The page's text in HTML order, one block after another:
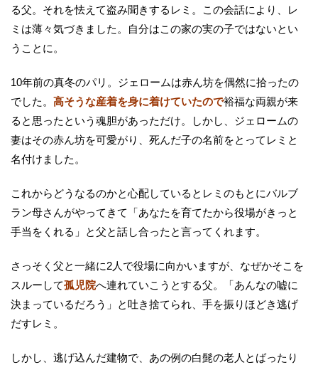
る父。それを怯えて盗み聞きするレミ。この会話により、レ
ミは薄々気づきました。自分はこの家の実の子ではないとい
うことに。
10年前の真冬のパリ。ジェロームは赤ん坊を偶然に拾ったの
でした。 高そうな産着を身に着けていたので裕福な両親が来
ると思ったという魂胆があっただけ。しかし、ジェロームの
妻はその赤ん坊を可愛がり、死んだ子の名前をとってレミと
名付けました。
これからどうなるのかと心配しているとレミのもとにバルブ
ラン母さんがやってきて「あなたを育てたから役場がきっと
手当をくれる」と父と話し合ったと言ってくれます。
さっそく父と一緒に2人で役場に向かいますが、なぜかそこを
スルーして孤児院へ連れていこうとする父。「あんなの嘘に
決まっているだろう」と吐き捨てられ、手を振りほどき逃げ
だすレミ。
しかし、逃げ込んだ建物で、あの例の白髭の老人とばったり